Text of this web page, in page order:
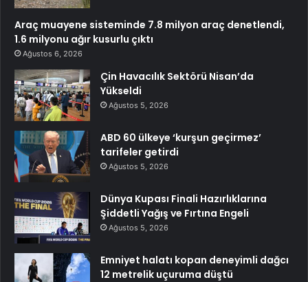
Araç muayene sisteminde 7.8 milyon araç denetlendi,
1.6 milyonu ağır kusurlu çıktı
Ağustos 6, 2026
Çin Havacılık Sektörü Nisan’da
Yükseldi
Ağustos 5, 2026
ABD 60 ülkeye ‘kurşun geçirmez’
tarifeler getirdi
Ağustos 5, 2026
Dünya Kupası Finali Hazırlıklarına
Şiddetli Yağış ve Fırtına Engeli
Ağustos 5, 2026
Emniyet halatı kopan deneyimli dağcı
12 metrelik uçuruma düştü